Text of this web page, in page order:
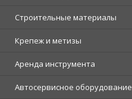
Строительные материалы
Крепеж и метизы
Аренда инструмента
Автосервисное оборудование